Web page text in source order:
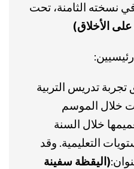
نسخته الثامنة، تحت
على الأخلاق)
تجربة تدريس التربية
خلال الموسم
خلال السنة
التعليمية. وقد
(اليقظة سفينة